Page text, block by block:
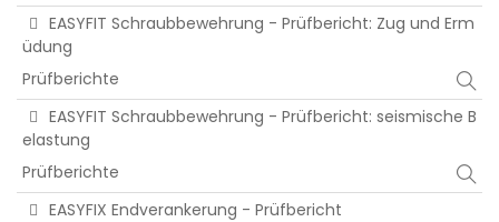
EASYFIT Schraubbewehrung - Prüfbericht: Zug und Erm
üdung
Prüfberichte
EASYFIT Schraubbewehrung - Prüfbericht: seismische B
elastung
Prüfberichte
EASYFIX Endverankerung - Prüfbericht